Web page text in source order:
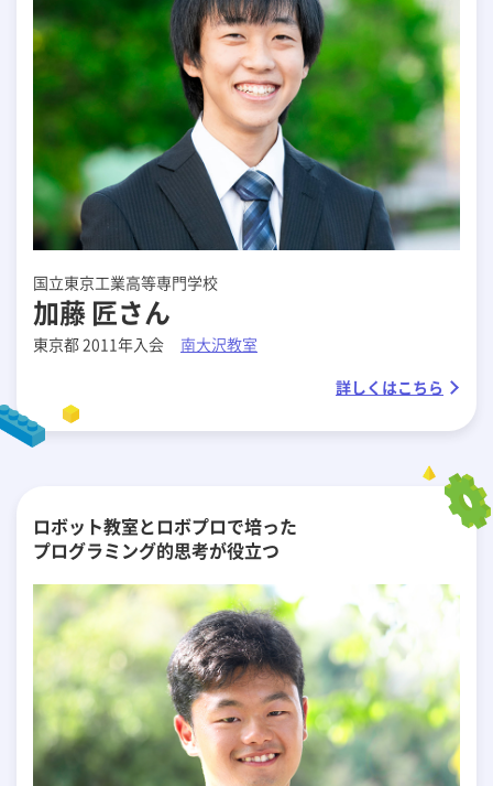
国立東京工業高等専門学校
加藤 匠さん
東京都 2011年入会
南大沢教室
詳しくはこちら
ロボット教室とロボプロで培った
プログラミング的思考が役立つ